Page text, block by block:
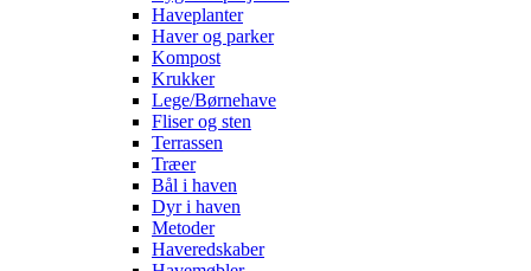
Haveplanter
Haver og parker
Kompost
Krukker
Lege/Børnehave
Fliser og sten
Terrassen
Træer
Bål i haven
Dyr i haven
Metoder
Haveredskaber